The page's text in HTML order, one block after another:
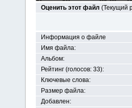
Оценить этот файл (Текущий
Информация о файле
Имя файла:
Альбом:
Рейтинг (голосов: 33):
Ключевые слова:
Размер файла:
Добавлен: